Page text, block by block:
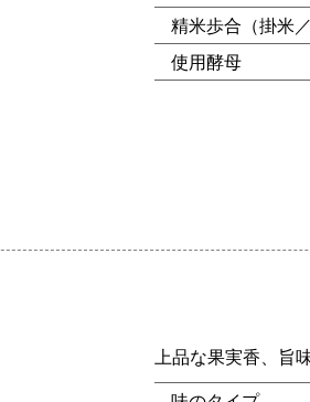
精米歩合（掛米／
使用酵母
上品な果実香、旨